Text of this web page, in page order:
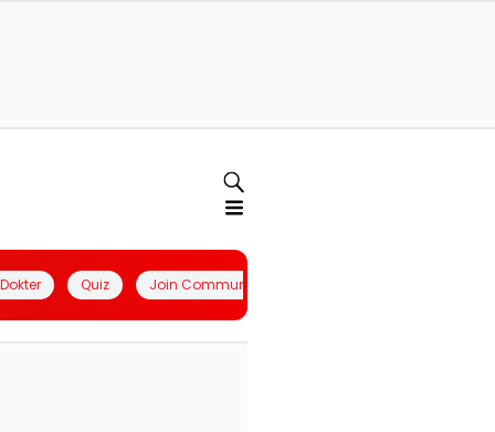
Quiz Join Community